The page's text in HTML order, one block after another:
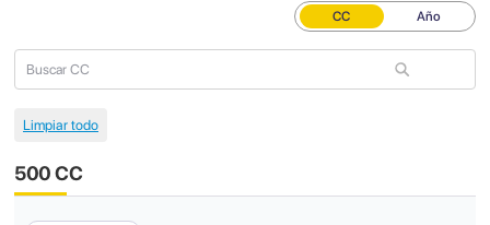
CC Año
500 CC